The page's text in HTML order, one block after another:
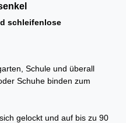
schleifenlose
Schule und überall
Schuhe binden zum
gelockt und auf bis zu 90